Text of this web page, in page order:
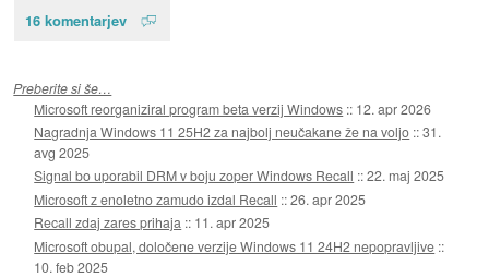
16 komentarjev
Preberite si še…
Microsoft reorganiziral program beta verzij Windows :: 12. apr 2026
Nagradnja Windows 11 25H2 za najbolj neučakane že na voljo ::31.
avg 2025
Signal bo uporabil DRM v boju zoper Windows Recall ::22. maj 2025
Microsoft z enoletno zamudo izdal Recall ::26. apr 2025
Recall zdaj zares prihaja :: 11. apr 2025
Microsoft obupal, določene verzije Windows 11 24H2 nepopravljive ::
10. feb 2025